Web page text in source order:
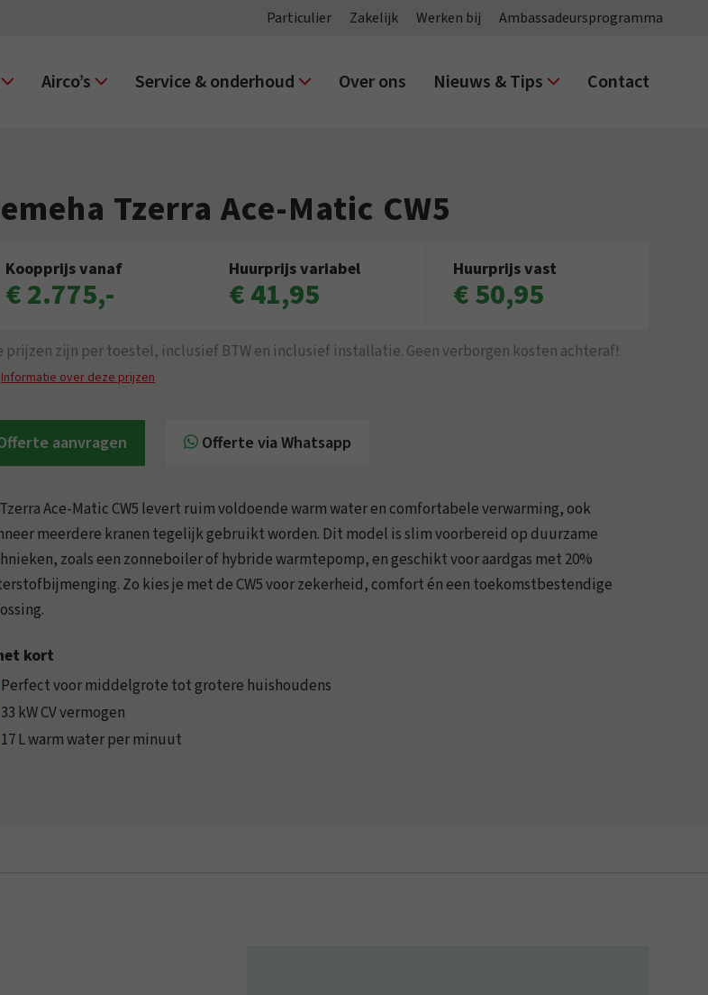
Particulier Zakelijk Werken bij Ambassadeursprogramma
Airco’s Service & onderhoud Over ons Nieuws & Tips Contact
Tzerra Ace-Matic CW5
Koopprijs vanaf
€ 2.775,-
Huurprijs variabel
€ 41,95
Huurprijs vast
€ 50,95
prijzen zijn per toestel, inclusief BTW en inclusief installatie. Geen verborgen kosten achteraf!
Informatie over deze prijzen
aanvragen Offerte via Whatsapp
Ace-Matic CW5 levert ruim voldoende warm water en comfortabele verwarming, ook
meerdere kranen tegelijk gebruikt worden. Dit model is slim voorbereid op duurzame
zoals een zonneboiler of hybride warmtepomp, en geschikt voor aardgas met 20%
Zo kies je met de CW5 voor zekerheid, comfort én een toekomstbestendige
kort
Perfect voor middelgrote tot grotere huishoudens
33 kW CV vermogen
17 L warm water per minuut